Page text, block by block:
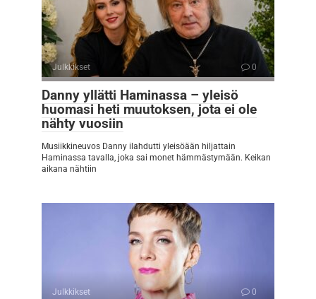
Julkkikset 0
Danny yllätti Haminassa – yleisö
huomasi heti muutoksen, jota ei ole
nähty vuosiin
Musiikkineuvos Danny ilahdutti yleisöään hiljattain
Haminassa tavalla, joka sai monet hämmästymään. Keikan
aikana nähtiin
Julkkikset 0